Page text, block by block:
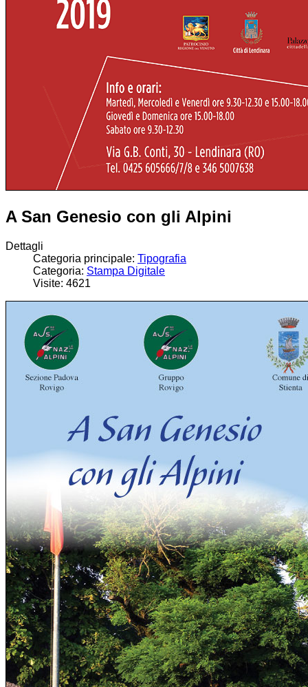
A San Genesio con gli Alpini
Dettagli
Categoria principale: Tipografia
Categoria: Stampa Digitale
Visite: 4621